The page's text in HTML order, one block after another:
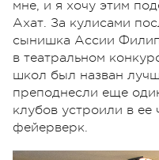
мне, и я хочу этим
Ахат. За кулисами
сынишка Ассии
в театральном
школ был назван
преподнесли еще
клубов устроили в ее
фейерверк.